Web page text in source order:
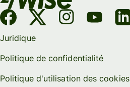
Juridique
Politique de confidentialité
Politique d'utilisation des cookies